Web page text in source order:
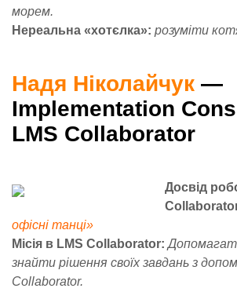
морем.
Нереальна «хотєлка»: розуміти
Надя Ніколайчук —
Implementation
LMS Collaborator
Досвід
офісні танці»
Місія в LMS Collaborator:
знайти рішення своїх завдань з
Collaborator.